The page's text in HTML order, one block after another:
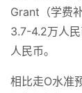
Grant（学费
3.7-4.2万人
人民币。
相比走O水准